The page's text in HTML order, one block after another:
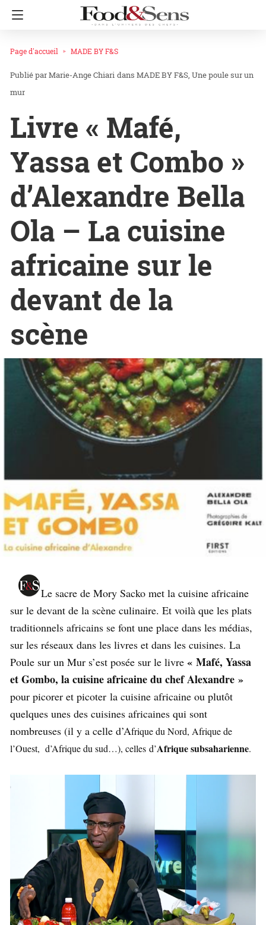
Page d'accueil MADE BY F&S
Marie-Ange Chiari dans MADE BY F&S Une poule sur un
mur
Livre « Mafé,
Yassa et Combo »
d’Alexandre Bella
Ola – La cuisine
africaine sur le
devant de la
scène
Le sacre de Mory Sacko met la cuisine africaine
sur le devant de la scène culinaire. Et voilà que les plats
traditionnels africains se font une place dans les médias,
sur les réseaux dans les livres et dans les cuisines. La
Poule sur un Mur s’est posée sur le livre « Mafé, Yassa
et Gombo, la cuisine africaine du chef Alexandre »
pour picorer et picoter la cuisine africaine ou plutôt
quelques unes des cuisines africaines qui sont
nombreuses (il y a celle d’Afrique du Nord, Afrique de
l’Ouest, d’Afrique du sud…), celles d’Afrique subsaharienne.